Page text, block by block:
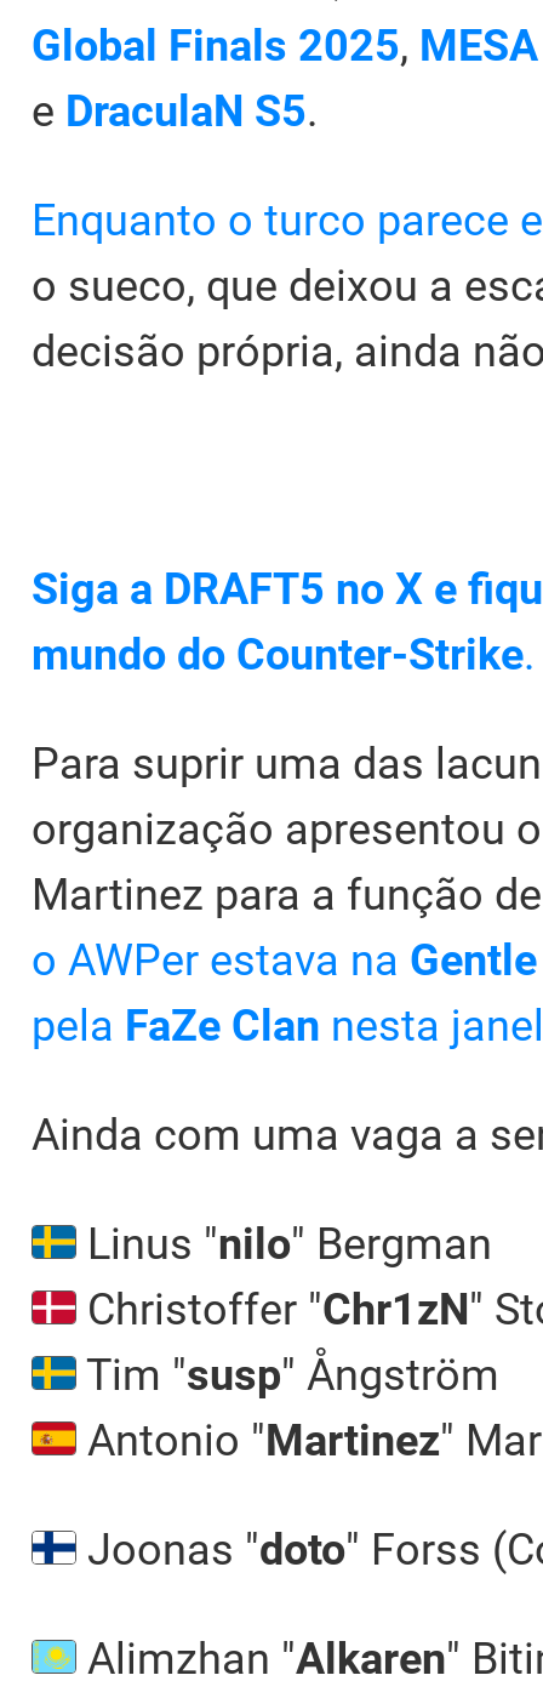
Global Finals 2025,
e DraculaN S5.
Enquanto o turco parece
o sueco, que deixou a
decisão própria, ainda
Siga a DRAFT5 no X e
mundo do Counter-Strike.
Para suprir uma das
organização apresentou
Martinez para a função
o AWPer estava na
pela FaZe Clan nesta
Ainda com uma vaga a
Linus "nilo" Bergman
Christoffer "⁠Chr1zN⁠"
Tim "susp" Ångström
Antonio "Martinez"
Joonas "⁠doto⁠" Forss
Alimzhan "⁠Alkaren⁠"